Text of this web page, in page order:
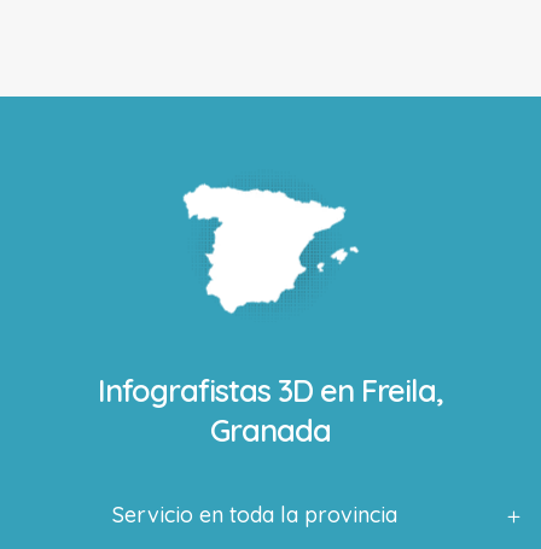
Infografistas 3D en Freila,
Granada
Servicio en toda la provincia